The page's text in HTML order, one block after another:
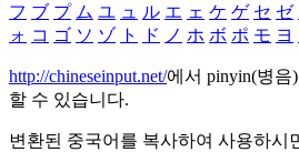
フ ブ プ ム ユ ュ ル エ ェ ケ ゲ セ ゼ
ォ コ ゴ ソ ゾ ト ド ノ ホ ボ ポ モ ヨ
http://chineseinput.net/에서 pinyin(병
할 수 있습니다.
변환된 중국어를 복사하여 사용하시